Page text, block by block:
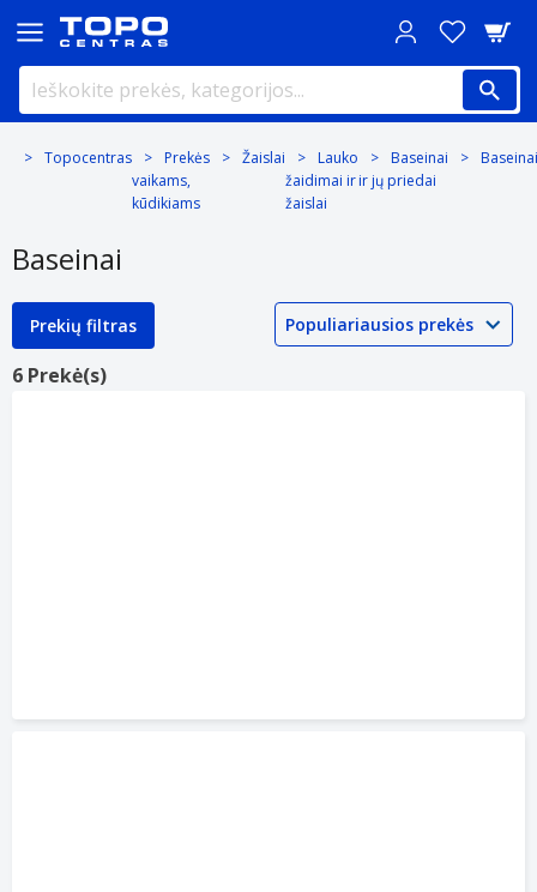
Topocentras
Prekės
vaikams,
kūdikiams
Žaislai
Lauko
žaidimai ir
žaislai
Baseinai
ir jų priedai
Baseinai
Baseinai
Prekių filtras
6 Prekė(s)